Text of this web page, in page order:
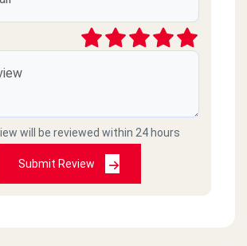
will be reviewed within 24 hours
Submit Review